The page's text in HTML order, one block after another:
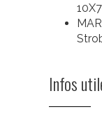
Infos